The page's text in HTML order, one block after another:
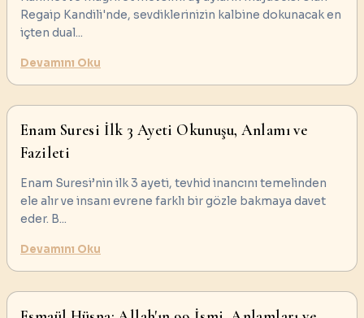
Regaip Kandili'nde, sevdiklerinizin kalbine dokunacak en
içten dual...
Devamını Oku
Enam Suresi İlk 3 Ayeti Okunuşu, Anlamı ve
Fazileti
Enam Suresi’nin ilk 3 ayeti, tevhid inancını temelinden
ele alır ve insanı evrene farklı bir gözle bakmaya davet
eder. B...
Devamını Oku